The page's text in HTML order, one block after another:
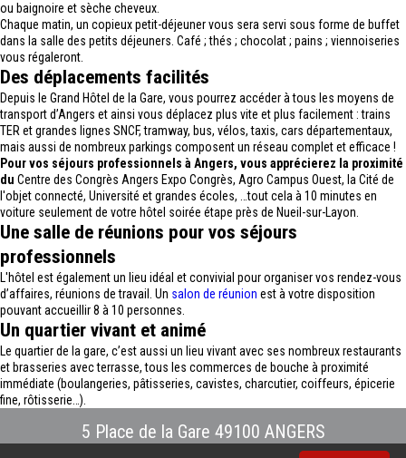
ou baignoire et sèche cheveux.
Chaque matin, un copieux petit-déjeuner vous sera servi sous forme de buffet
dans la salle des petits déjeuners. Café ; thés ; chocolat ; pains ; viennoiseries
vous régaleront.
Des déplacements facilités
Depuis le Grand Hôtel de la Gare, vous pourrez accéder à tous les moyens de
transport d’Angers et ainsi vous déplacez plus vite et plus facilement : trains
TER et grandes lignes SNCF, tramway, bus, vélos, taxis, cars départementaux,
mais aussi de nombreux parkings composent un réseau complet et efficace !
Pour vos séjours professionnels à Angers, vous apprécierez la proximité
du Centre des Congrès Angers Expo Congrès, Agro Campus Ouest, la Cité de
l'objet connecté, Université et grandes écoles, …tout cela à 10 minutes en
voiture seulement de votre hôtel soirée étape près de Nueil-sur-Layon.
Une salle de réunions pour vos séjours
professionnels
L'hôtel est également un lieu idéal et convivial pour organiser vos rendez-vous
d’affaires, réunions de travail. Un salon de réunion est à votre disposition
pouvant accueillir 8 à 10 personnes.
Un quartier vivant et animé
Le quartier de la gare, c’est aussi un lieu vivant avec ses nombreux restaurants
et brasseries avec terrasse, tous les commerces de bouche à proximité
immédiate (boulangeries, pâtisseries, cavistes, charcutier, coiffeurs, épicerie
fine, rôtisserie…).
5 Place de la Gare 49100 ANGERS
info@hotel-angers.fr